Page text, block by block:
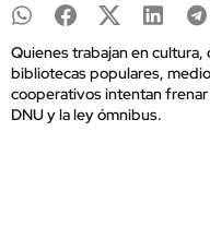
Quienes trabajan en
bibliotecas populares,
cooperativos intentan
DNU y la ley ómnibus.